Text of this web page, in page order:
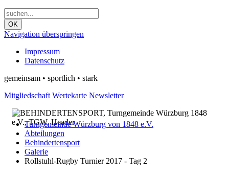
OK
Navigation überspringen
Impressum
Datenschutz
gemeinsam • sportlich • stark
Mitgliedschaft Wertekarte Newsletter
Turngemeinde Würzburg von 1848 e.V.
Abteilungen
Behindertensport
Galerie
Rollstuhl-Rugby Turnier 2017 - Tag 2